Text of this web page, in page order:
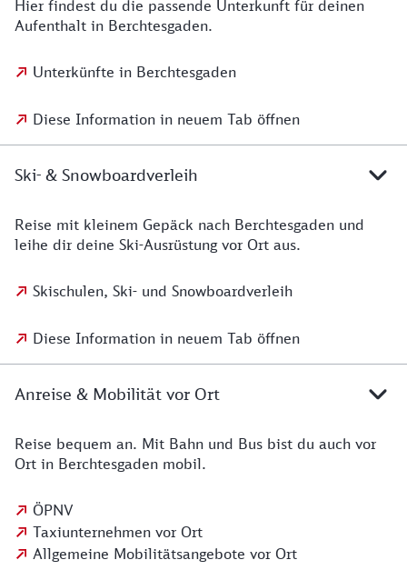
Hier findest du die passende Unterkunft für deinen
Aufenthalt in Berchtesgaden.
Unterkünfte in Berchtesgaden
Diese Information in neuem Tab öffnen
Ski- & Snowboardverleih
Reise mit kleinem Gepäck nach Berchtesgaden und
leihe dir deine Ski-Ausrüstung vor Ort aus.
Skischulen, Ski- und Snowboardverleih
Diese Information in neuem Tab öffnen
Anreise & Mobilität vor Ort
Reise bequem an. Mit Bahn und Bus bist du auch vor
Ort in Berchtesgaden mobil.
ÖPNV
Taxiunternehmen vor Ort
Allgemeine Mobilitätsangebote vor Ort